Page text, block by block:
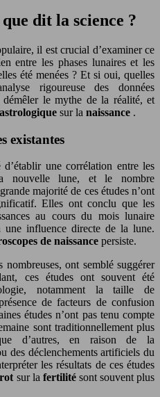
dit la science ?
il est crucial d’examiner ce
entre les phases lunaires et les
été menées ? Et si oui, quelles
rigoureuse des données
démêler le mythe de la réalité, et
sur la naissance .
existantes
une corrélation entre les
nouvelle lune, et le nombre
majorité de ces études n’ont
Elles ont conclu que les
au cours du mois lunaire
une influence directe de la lune.
de naissance persiste.
ont semblé suggérer
ces études ont souvent été
notamment la taille de
de facteurs de confusion
études n’ont pas tenu compte
sont traditionnellement plus
d’autres, en raison de la
des déclenchements artificiels du
les résultats de ces études
sur la fertilité sont souvent plus